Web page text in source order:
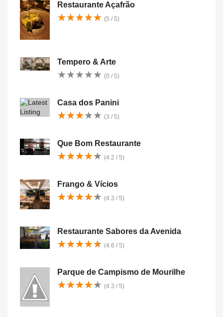
Restaurante Açafrão
★★★★★
★★★★★ (5 / 5)
Tempero & Arte
★★★★★
★★★★★ (0 / 5)
Casa dos Panini
★★★★★
★★★★★ (3 / 5)
Que Bom Restaurante
★★★★★
★★★★★ (4.2 / 5)
Frango & Vícios
★★★★★
★★★★★ (4.3 / 5)
Restaurante Sabores da Avenida
★★★★★
★★★★★ (4.6 / 5)
Parque de Campismo de Mourilhe
★★★★★
★★★★★ (4.3 / 5)